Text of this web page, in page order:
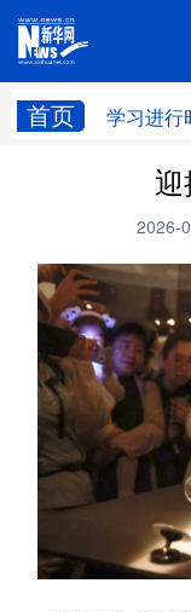
首页 学习进行
台湾
科技
文化
访谈
法律
迎
2026-